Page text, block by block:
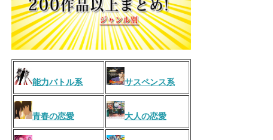
能力バトル系 サスペンス系
青春の恋愛 大人の恋愛